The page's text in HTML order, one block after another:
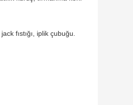
fıstığı, iplik çubuğu.